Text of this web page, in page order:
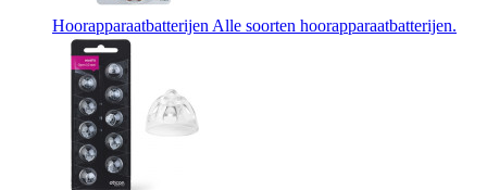
Hoorapparaatbatterijen Alle soorten hoorapparaatbatterijen.